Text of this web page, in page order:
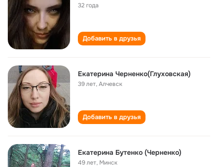
32 года
Добавить в друзья
Екатерина Черненко(Глуховская)
39 лет,Алчевск
Добавить в друзья
Екатерина Бутенко (Черненко)
49 лет, Минск